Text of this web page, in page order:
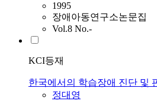
1995
장애아동연구소논문집
Vol.8 No.-
KCI등재
한국에서의 학습장애 진단 및
정대영